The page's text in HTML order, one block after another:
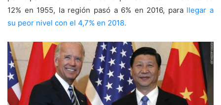
12% en 1955, la región pasó a 6% en 2016, para llegar a
su peor nivel con el 4,7% en 2018.